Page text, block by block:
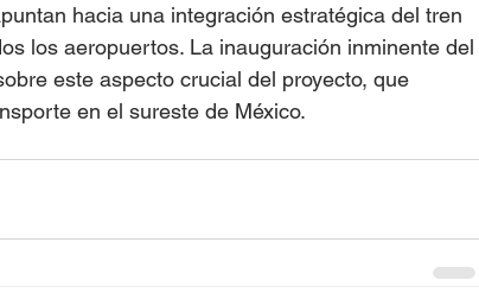
hacia una integración estratégica del tren
los aeropuertos. La inauguración inminente del
este aspecto crucial del proyecto, que
en el sureste de México.